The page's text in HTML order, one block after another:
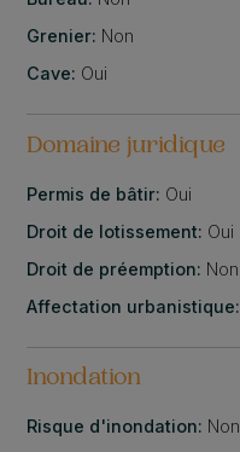
Grenier: Non
Cave: Oui
Domaine juridique
Permis de bâtir: Oui
Droit de lotissement: Oui
Droit de préemption: Non
Affectation urbanistique:
Inondation
Risque d'inondation: Non